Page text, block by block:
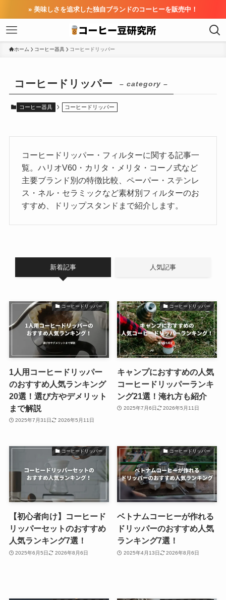
» 美味しさを追求した独自ブランドのコーヒーを販売中！
ホーム コーヒー器具 コーヒードリッパー
コーヒードリッパー – category –
コーヒー器具 コーヒードリッパー
コーヒードリッパー・フィルターに関する記事一
覧。ハリオV60・カリタ・メリタ・コーノ式など
主要ブランド別の特徴比較、ペーパー・ステンレ
ス・ネル・セラミックなど素材別フィルターのお
すすめ、ドリップスタンドまで紹介します。
新着記事 人気記事
コーヒードリッパー
1人用コーヒードリッパー
のおすすめ人気ランキング
20選！選び方やデメリット
まで解説
2025年7月31日 2026年5月11日
コーヒードリッパー
キャンプにおすすめの人気
コーヒードリッパーランキ
ング21選！淹れ方も紹介
2025年7月6日 2026年5月11日
コーヒードリッパー
【初心者向け】コーヒード
リッパーセットのおすすめ
人気ランキング7選！
2025年6月5日 2026年8月6日
コーヒードリッパー
ベトナムコーヒーが作れる
ドリッパーのおすすめ人気
ランキング7選！
2025年4月13日 2026年8月6日